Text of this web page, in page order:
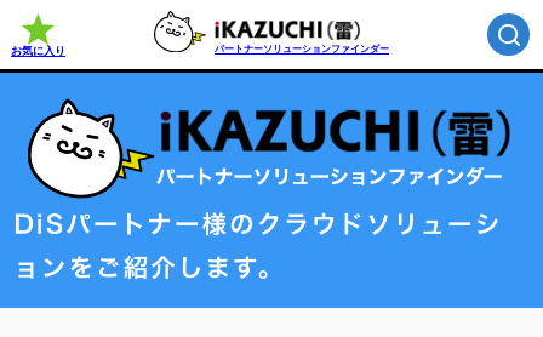
パートナーソリューションファインダー
お気に入り